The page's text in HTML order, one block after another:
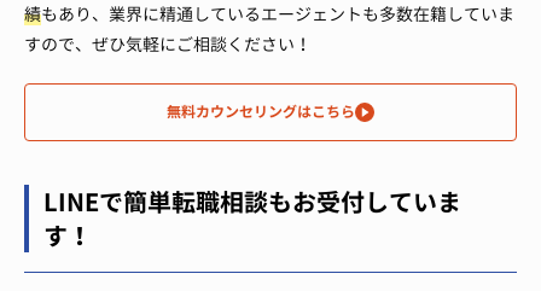
績もあり、業界に精通しているエージェントも多数在籍していま
すので、ぜひ気軽にご相談ください！
無料カウンセリングはこちら
LINEで簡単転職相談もお受付していま
す！